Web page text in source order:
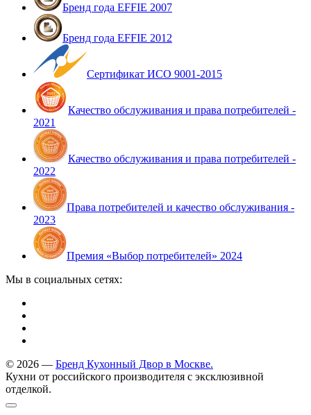
Бренд года EFFIE 2007
Бренд года EFFIE 2012
Сертификат ИСО 9001-2015
Качество обслуживания и права потребителей -
2021
Качество обслуживания и права потребителей -
2022
Права потребителей и качество обслуживания -
2023
Премия «Выбор потребителей» 2024
Мы в социальных сетях:
© 2026 — Бренд Кухонный Двор в Москве.
Кухни от российского производителя с эксклюзивной
отделкой.